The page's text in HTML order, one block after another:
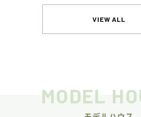
VIEW ALL
MODEL